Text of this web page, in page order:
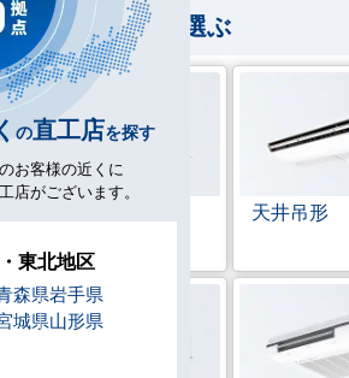
務用エアコンを選ぶ
ラウンドフロー 天井吊形
の直工店を探す
お客様の近くに
店がございます。
東北地区
森県岩手県
城県山形県